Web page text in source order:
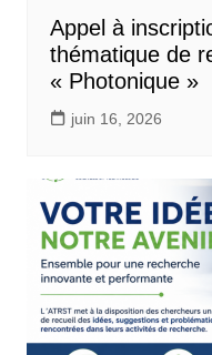
Appel à
thématique de
« Photonique »
juin 16, 2026